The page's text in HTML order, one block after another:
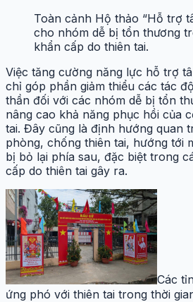
Toàn cảnh Hộ thảo “Hỗ trợ
cho nhóm dễ bị tổn thương
khẩn cấp do thiên tai.
Việc tăng cường năng lực hỗ trợ
chỉ góp phần giảm thiểu các tác
thần đối với các nhóm dễ bị tổn
nâng cao khả năng phục hồi của
tai. Đây cũng là định hướng quan
phòng, chống thiên tai, hướng tới
bị bỏ lại phía sau, đặc biệt trong
cấp do thiên tai gây ra.
Các
ứng phó với thiên tai trong thời